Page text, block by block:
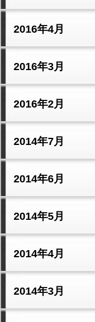
2016年4月
2016年3月
2016年2月
2014年7月
2014年6月
2014年5月
2014年4月
2014年3月